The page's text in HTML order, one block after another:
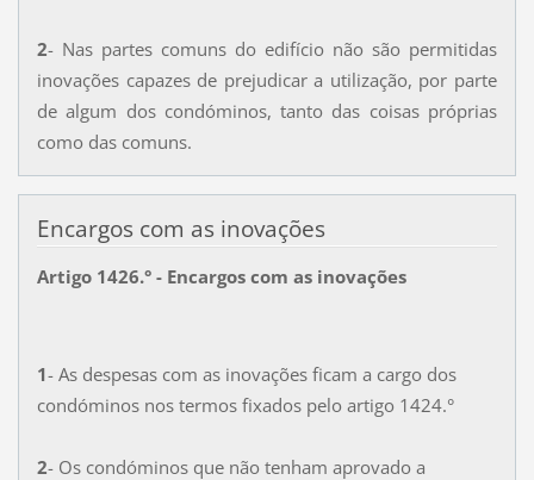
2- Nas partes comuns do edifício não são permitidas
inovações capazes de prejudicar a utilização, por parte
de algum dos condóminos, tanto das coisas próprias
como das comuns.
Encargos com as inovações
Artigo 1426.° - Encargos com as inovações
1- As despesas com as inovações ficam a cargo dos
condóminos nos termos fixados pelo artigo 1424.°
2- Os condóminos que não tenham aprovado a